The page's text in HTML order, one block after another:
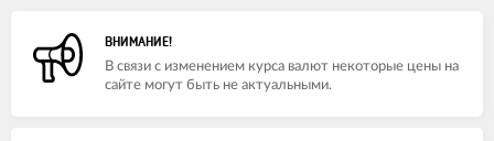
ВНИМАНИЕ!
В связи с изменением курса валют некоторые цены на
сайте могут быть не актуальными.